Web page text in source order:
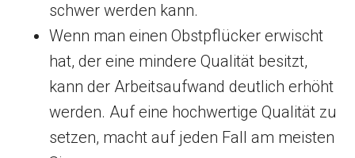
schwer werden kann.
Wenn man einen Obstpflücker erwischt
hat, der eine mindere Qualität besitzt,
kann der Arbeitsaufwand deutlich erhöht
werden. Auf eine hochwertige Qualität zu
setzen, macht auf jeden Fall am meisten